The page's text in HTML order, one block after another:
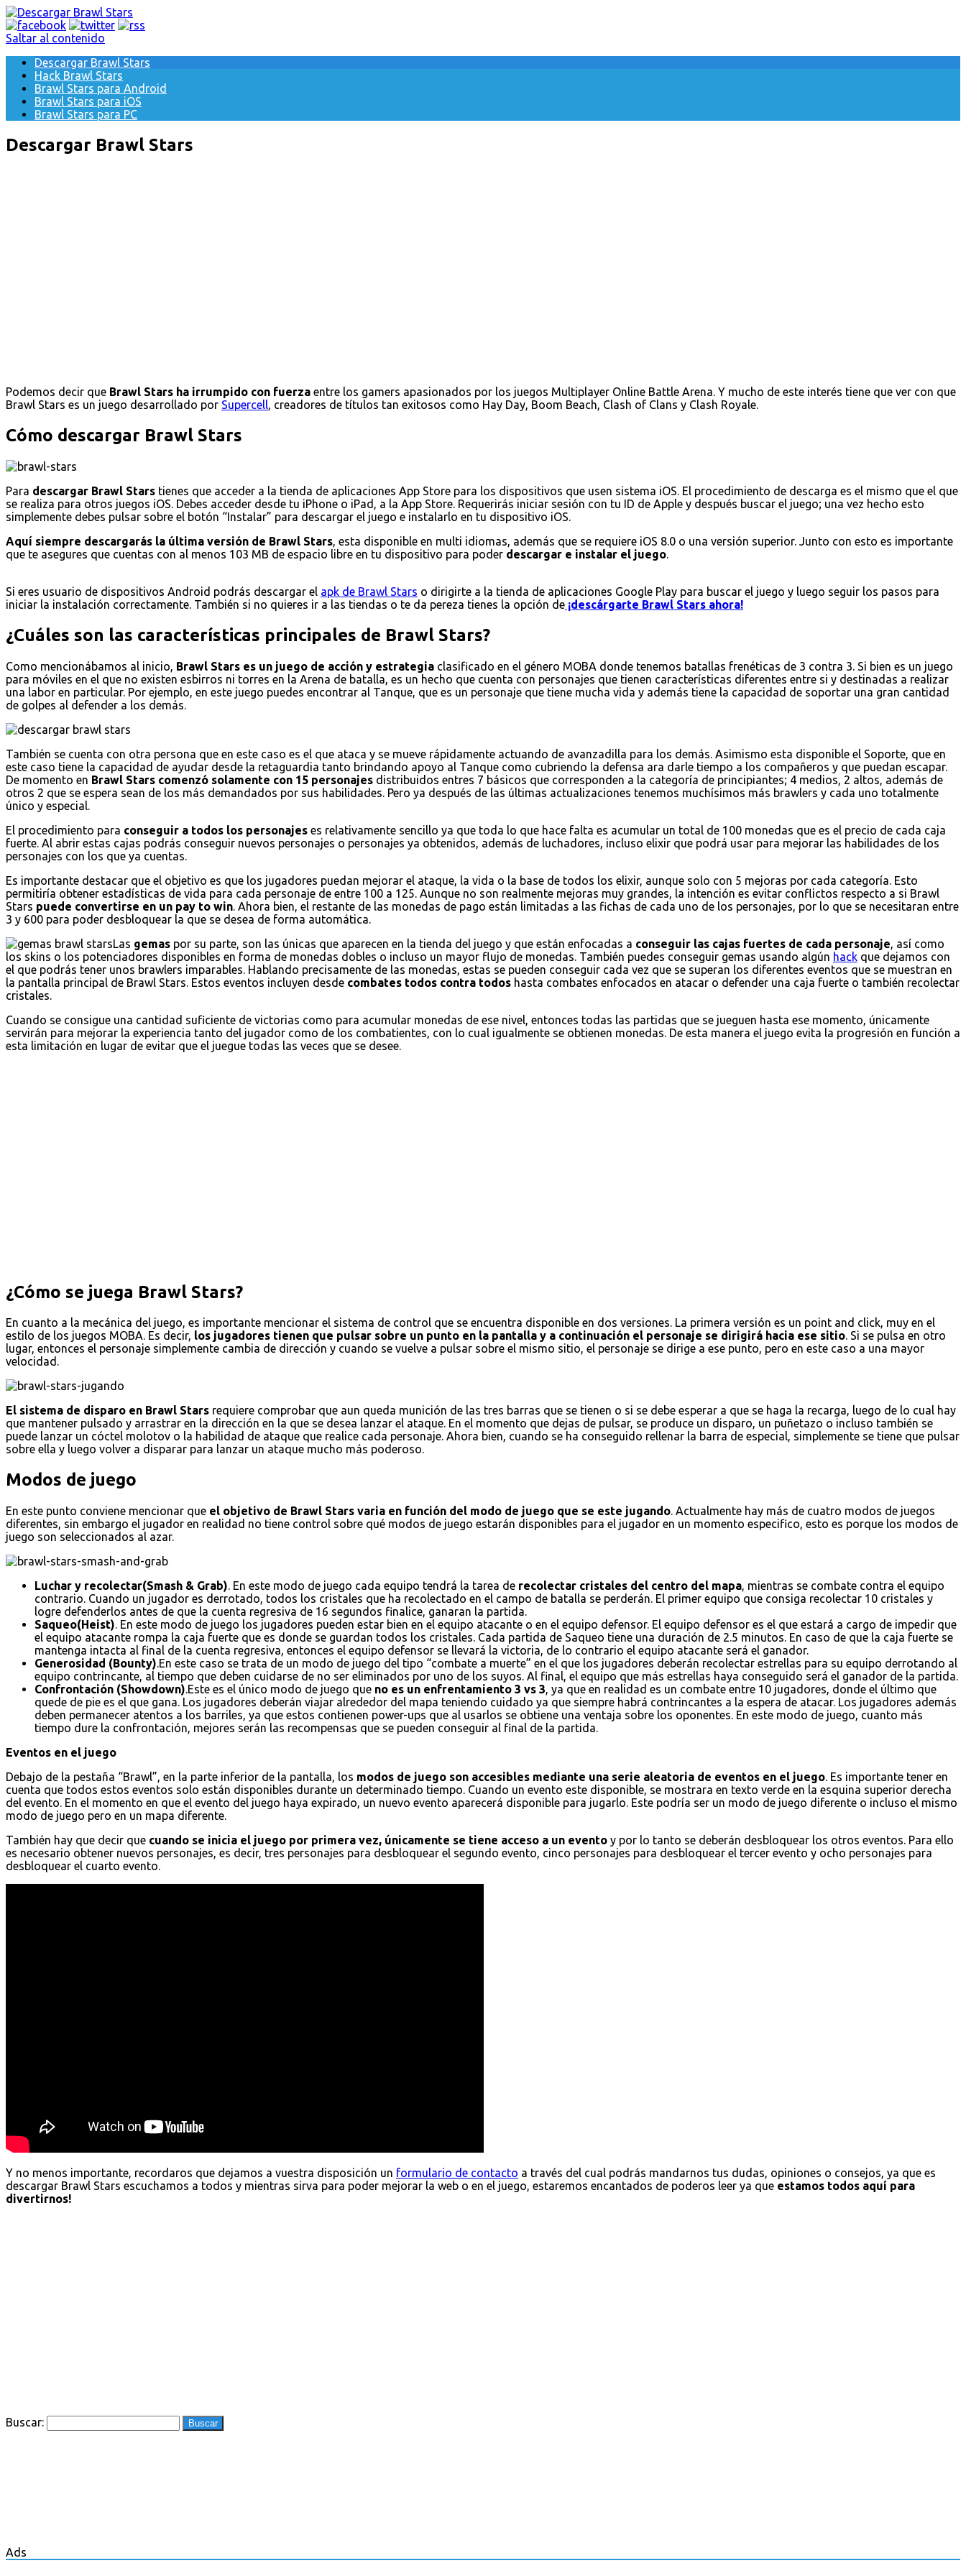
Saltar al contenido
Descargar Brawl Stars
Hack Brawl Stars
Brawl Stars para Android
Brawl Stars para iOS
Brawl Stars para PC
Descargar Brawl Stars
Podemos decir que Brawl Stars ha irrumpido con fuerza entre los gamers apasionados por los juegos Multiplayer Online Battle Arena. Y mucho de este interés tiene que ver con que
Brawl Stars es un juego desarrollado por Supercell, creadores de títulos tan exitosos como Hay Day, Boom Beach, Clash of Clans y Clash Royale.
Cómo descargar Brawl Stars
Para descargar Brawl Stars tienes que acceder a la tienda de aplicaciones App Store para los dispositivos que usen sistema iOS. El procedimiento de descarga es el mismo que el que
se realiza para otros juegos iOS. Debes acceder desde tu iPhone o iPad, a la App Store. Requerirás iniciar sesión con tu ID de Apple y después buscar el juego; una vez hecho esto
simplemente debes pulsar sobre el botón “Instalar” para descargar el juego e instalarlo en tu dispositivo iOS.
Aquí siempre descargarás la última versión de Brawl Stars, esta disponible en multi idiomas, además que se requiere iOS 8.0 o una versión superior. Junto con esto es importante
que te asegures que cuentas con al menos 103 MB de espacio libre en tu dispositivo para poder descargar e instalar el juego.
Si eres usuario de dispositivos Android podrás descargar el apk de Brawl Stars o dirigirte a la tienda de aplicaciones Google Play para buscar el juego y luego seguir los pasos para
iniciar la instalación correctamente. También si no quieres ir a las tiendas o te da pereza tienes la opción de ¡descárgarte Brawl Stars ahora!
¿Cuáles son las características principales de Brawl Stars?
Como mencionábamos al inicio, Brawl Stars es un juego de acción y estrategia clasificado en el género MOBA donde tenemos batallas frenéticas de 3 contra 3. Si bien es un juego
para móviles en el que no existen esbirros ni torres en la Arena de batalla, es un hecho que cuenta con personajes que tienen características diferentes entre si y destinadas a realizar
una labor en particular. Por ejemplo, en este juego puedes encontrar al Tanque, que es un personaje que tiene mucha vida y además tiene la capacidad de soportar una gran cantidad
de golpes al defender a los demás.
También se cuenta con otra persona que en este caso es el que ataca y se mueve rápidamente actuando de avanzadilla para los demás. Asimismo esta disponible el Soporte, que en
este caso tiene la capacidad de ayudar desde la retaguardia tanto brindando apoyo al Tanque como cubriendo la defensa ara darle tiempo a los compañeros y que puedan escapar.
De momento en Brawl Stars comenzó solamente con 15 personajes distribuidos entres 7 básicos que corresponden a la categoría de principiantes; 4 medios, 2 altos, además de
otros 2 que se espera sean de los más demandados por sus habilidades. Pero ya después de las últimas actualizaciones tenemos muchísimos más brawlers y cada uno totalmente
único y especial.
El procedimiento para conseguir a todos los personajes es relativamente sencillo ya que toda lo que hace falta es acumular un total de 100 monedas que es el precio de cada caja
fuerte. Al abrir estas cajas podrás conseguir nuevos personajes o personajes ya obtenidos, además de luchadores, incluso elixir que podrá usar para mejorar las habilidades de los
personajes con los que ya cuentas.
Es importante destacar que el objetivo es que los jugadores puedan mejorar el ataque, la vida o la base de todos los elixir, aunque solo con 5 mejoras por cada categoría. Esto
permitiría obtener estadísticas de vida para cada personaje de entre 100 a 125. Aunque no son realmente mejoras muy grandes, la intención es evitar conflictos respecto a si Brawl
Stars puede convertirse en un pay to win . Ahora bien, el restante de las monedas de pago están limitadas a las fichas de cada uno de los personajes, por lo que se necesitaran entre
3 y 600 para poder desbloquear la que se desea de forma automática.
Las gemas por su parte, son las únicas que aparecen en la tienda del juego y que están enfocadas a conseguir las cajas fuertes de cada personaje , así como
los skins o los potenciadores disponibles en forma de monedas dobles o incluso un mayor flujo de monedas. También puedes conseguir gemas usando algún hack que dejamos con
el que podrás tener unos brawlers imparables. Hablando precisamente de las monedas, estas se pueden conseguir cada vez que se superan los diferentes eventos que se muestran en
la pantalla principal de Brawl Stars. Estos eventos incluyen desde combates todos contra todos hasta combates enfocados en atacar o defender una caja fuerte o también recolectar
cristales.
Cuando se consigue una cantidad suficiente de victorias como para acumular monedas de ese nivel, entonces todas las partidas que se jueguen hasta ese momento, únicamente
servirán para mejorar la experiencia tanto del jugador como de los combatientes, con lo cual igualmente se obtienen monedas. De esta manera el juego evita la progresión en función a
esta limitación en lugar de evitar que el juegue todas las veces que se desee.
¿Cómo se juega Brawl Stars?
En cuanto a la mecánica del juego, es importante mencionar el sistema de control que se encuentra disponible en dos versiones. La primera versión es un point and click, muy en el
estilo de los juegos MOBA. Es decir, los jugadores tienen que pulsar sobre un punto en la pantalla y a continuación el personaje se dirigirá hacia ese sitio. Si se pulsa en otro
lugar, entonces el personaje simplemente cambia de dirección y cuando se vuelve a pulsar sobre el mismo sitio, el personaje se dirige a ese punto, pero en este caso a una mayor
velocidad.
El sistema de disparo en Brawl Stars requiere comprobar que aun queda munición de las tres barras que se tienen o si se debe esperar a que se haga la recarga, luego de lo cual hay
que mantener pulsado y arrastrar en la dirección en la que se desea lanzar el ataque. En el momento que dejas de pulsar, se produce un disparo, un puñetazo o incluso también se
puede lanzar un cóctel molotov o la habilidad de ataque que realice cada personaje. Ahora bien, cuando se ha conseguido rellenar la barra de especial, simplemente se tiene que pulsar
sobre ella y luego volver a disparar para lanzar un ataque mucho más poderoso.
Modos de juego
En este punto conviene mencionar que el objetivo de Brawl Stars varia en función del modo de juego que se este jugando. Actualmente hay más de cuatro modos de juegos
diferentes, sin embargo el jugador en realidad no tiene control sobre qué modos de juego estarán disponibles para el jugador en un momento especifico, esto es porque los modos de
juego son seleccionados al azar.
Luchar y recolectar(Smash & Grab). En este modo de juego cada equipo tendrá la tarea de recolectar cristales del centro del mapa, mientras se combate contra el equipo
contrario. Cuando un jugador es derrotado, todos los cristales que ha recolectado en el campo de batalla se perderán. El primer equipo que consiga recolectar 10 cristales y
logre defenderlos antes de que la cuenta regresiva de 16 segundos finalice, ganaran la partida.
Saqueo(Heist). En este modo de juego los jugadores pueden estar bien en el equipo atacante o en el equipo defensor. El equipo defensor es el que estará a cargo de impedir que
el equipo atacante rompa la caja fuerte que es donde se guardan todos los cristales. Cada partida de Saqueo tiene una duración de 2.5 minutos. En caso de que la caja fuerte se
mantenga intacta al final de la cuenta regresiva, entonces el equipo defensor se llevará la victoria, de lo contrario el equipo atacante será el ganador.
Generosidad (Bounty).En este caso se trata de un modo de juego del tipo “combate a muerte” en el que los jugadores deberán recolectar estrellas para su equipo derrotando al
equipo contrincante, al tiempo que deben cuidarse de no ser eliminados por uno de los suyos. Al final, el equipo que más estrellas haya conseguido será el ganador de la partida.
Confrontación (Showdown).Este es el único modo de juego que no es un enfrentamiento 3 vs 3, ya que en realidad es un combate entre 10 jugadores, donde el último que
quede de pie es el que gana. Los jugadores deberán viajar alrededor del mapa teniendo cuidado ya que siempre habrá contrincantes a la espera de atacar. Los jugadores además
deben permanecer atentos a los barriles, ya que estos contienen power-ups que al usarlos se obtiene una ventaja sobre los oponentes. En este modo de juego, cuanto más
tiempo dure la confrontación, mejores serán las recompensas que se pueden conseguir al final de la partida.
Eventos en el juego
Debajo de la pestaña “Brawl”, en la parte inferior de la pantalla, los modos de juego son accesibles mediante una serie aleatoria de eventos en el juego. Es importante tener en
cuenta que todos estos eventos solo están disponibles durante un determinado tiempo. Cuando un evento este disponible, se mostrara en texto verde en la esquina superior derecha
del evento. En el momento en que el evento del juego haya expirado, un nuevo evento aparecerá disponible para jugarlo. Este podría ser un modo de juego diferente o incluso el mismo
modo de juego pero en un mapa diferente.
También hay que decir que cuando se inicia el juego por primera vez, únicamente se tiene acceso a un evento y por lo tanto se deberán desbloquear los otros eventos. Para ello
es necesario obtener nuevos personajes, es decir, tres personajes para desbloquear el segundo evento, cinco personajes para desbloquear el tercer evento y ocho personajes para
desbloquear el cuarto evento.
Y no menos importante, recordaros que dejamos a vuestra disposición un formulario de contacto a través del cual podrás mandarnos tus dudas, opiniones o consejos, ya que es
descargar Brawl Stars escuchamos a todos y mientras sirva para poder mejorar la web o en el juego, estaremos encantados de poderos leer ya que estamos todos aquí para
divertirnos!
Buscar:
Ads